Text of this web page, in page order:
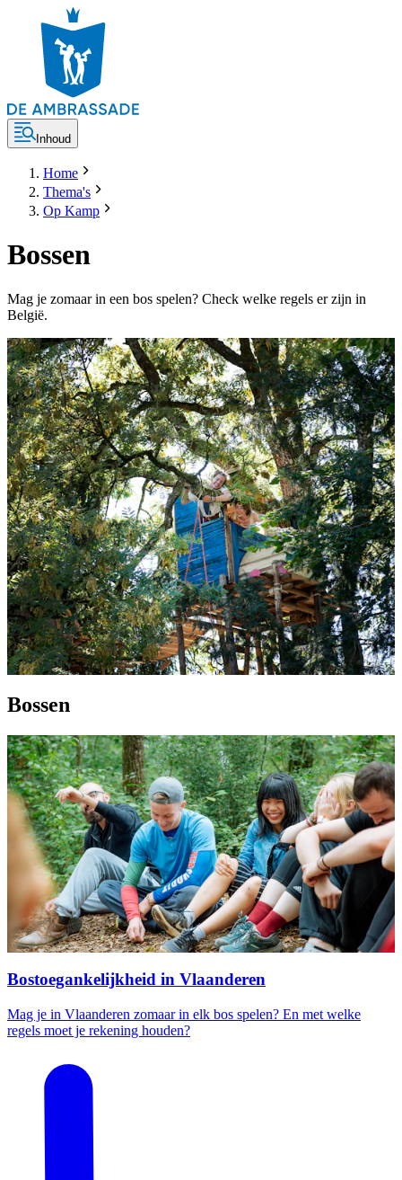
Inhoud
Home
Thema's
Op Kamp
Bossen
Mag je zomaar in een bos spelen? Check welke regels er zijn in
België.
Bossen
Bostoegankelijkheid in Vlaanderen
Mag je in Vlaanderen zomaar in elk bos spelen? En met welke
regels moet je rekening houden?